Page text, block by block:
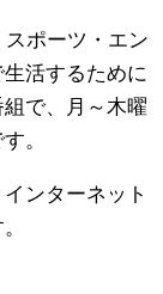
ポーツ・エン
活するために
で、月～木曜
。
ンターネット